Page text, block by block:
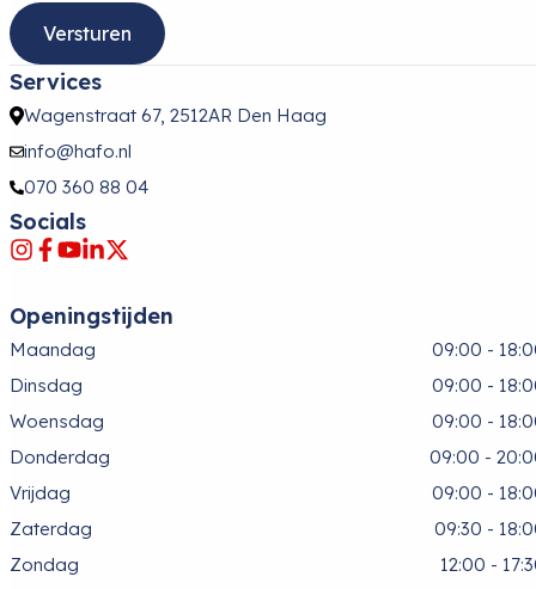
Services
Wagenstraat 67, 2512AR Den Haag
info@hafo.nl
070 360 88 04
Socials
Openingstijden
Maandag
09:00 -
Dinsdag
09:00 -
Woensdag
09:00 -
Donderdag
09:00 -
Vrijdag
09:00 -
Zaterdag
09:30 -
Zondag
12:00 -